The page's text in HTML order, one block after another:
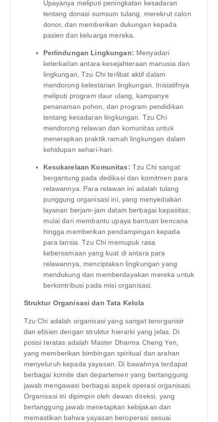
Upayanya meliputi peningkatan kesadaran
tentang donasi sumsum tulang, merekrut calon
donor, dan memberikan dukungan kepada
pasien dan keluarga mereka.
Perlindungan Lingkungan: Menyadari
keterkaitan antara kesejahteraan manusia dan
lingkungan, Tzu Chi terlibat aktif dalam
mendorong kelestarian lingkungan. Inisiatifnya
meliputi program daur ulang, kampanye
penanaman pohon, dan program pendidikan
tentang kesadaran lingkungan. Tzu Chi
mendorong relawan dan komunitas untuk
menerapkan praktik ramah lingkungan dalam
kehidupan sehari-hari.
Kesukarelaan Komunitas: Tzu Chi sangat
bergantung pada dedikasi dan komitmen para
relawannya. Para relawan ini adalah tulang
punggung organisasi ini, yang menyediakan
layanan berjam-jam dalam berbagai kapasitas,
mulai dari membantu upaya bantuan bencana
hingga memberikan pendampingan kepada
para lansia. Tzu Chi memupuk rasa
kebersamaan yang kuat di antara para
relawannya, menciptakan lingkungan yang
mendukung dan memberdayakan mereka untuk
berkontribusi pada misi organisasi.
Struktur Organisasi dan Tata Kelola
Tzu Chi adalah organisasi yang sangat terorganisir
dan efisien dengan struktur hierarki yang jelas. Di
posisi teratas adalah Master Dharma Cheng Yen,
yang memberikan bimbingan spiritual dan arahan
menyeluruh kepada yayasan. Di bawahnya terdapat
berbagai komite dan departemen yang bertanggung
jawab mengawasi berbagai aspek operasi organisasi.
Organisasi ini dipimpin oleh dewan direksi, yang
bertanggung jawab menetapkan kebijakan dan
memastikan bahwa yayasan beroperasi sesuai